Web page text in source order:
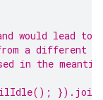
would lead to
a different
in the